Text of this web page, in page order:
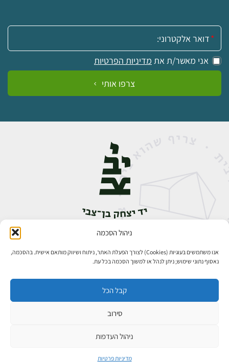
ניהול הסכמה
אנו משתמשים בעוגיות (Cookies) לצורך הפעלת האתר, ניתוח ושיווק מותאם אישית. בהסכמה,
נאסוף נתוני שימוש; ניתן לנהל או למשוך הסכמה בכל עת.
קבל הכל
סירוב
ניהול העדפות
מדיניות פרטיות
אימייל:
אני מאשר/ת את מדיניות הפרטיות
צרפו אותי
אבן גבירול 14, רחביה, ירושלים
פיתוח אתרים